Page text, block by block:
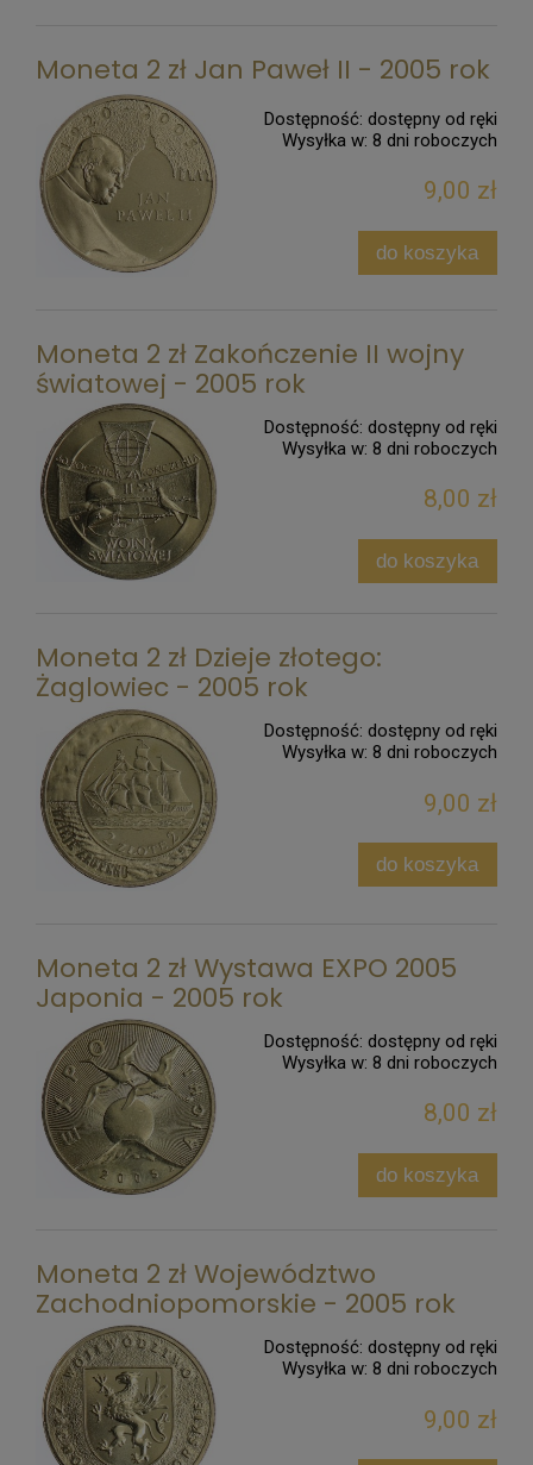
Moneta 2 zł Jan Paweł II - 2005 rok
Dostępność: dostępny od ręki
Wysyłka w: 8 dni roboczych
9,00 zł
do koszyka
Moneta 2 zł Zakończenie II wojny
światowej - 2005 rok
Dostępność: dostępny od ręki
Wysyłka w: 8 dni roboczych
8,00 zł
do koszyka
Moneta 2 zł Dzieje złotego:
Żaglowiec - 2005 rok
Dostępność: dostępny od ręki
Wysyłka w: 8 dni roboczych
9,00 zł
do koszyka
Moneta 2 zł Wystawa EXPO 2005
Japonia - 2005 rok
Dostępność: dostępny od ręki
Wysyłka w: 8 dni roboczych
8,00 zł
do koszyka
Moneta 2 zł Województwo
Zachodniopomorskie - 2005 rok
Dostępność: dostępny od ręki
Wysyłka w: 8 dni roboczych
9,00 zł